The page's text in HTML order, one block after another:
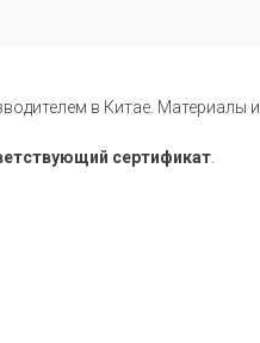
в Китае. Материалы и
сертификат.